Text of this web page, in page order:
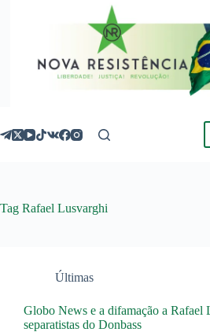
Tag Rafael Lusvarghi
Últimas
Globo News e a difamação a Rafael
separatistas do Donbass